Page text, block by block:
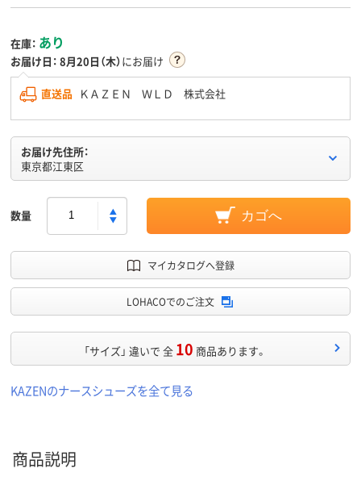
在庫： あり
お届け日： 8月20日（木）にお届け
直送品 ＫＡＺＥＮ ＷＬＤ 株式会社
お届け先住所：
東京都江東区
数量 カゴへ
マイカタログへ登録
LOHACOでのご注文
「サイズ」 違いで 全 10 商品あります。
KAZENのナースシューズを全て見る
商品説明